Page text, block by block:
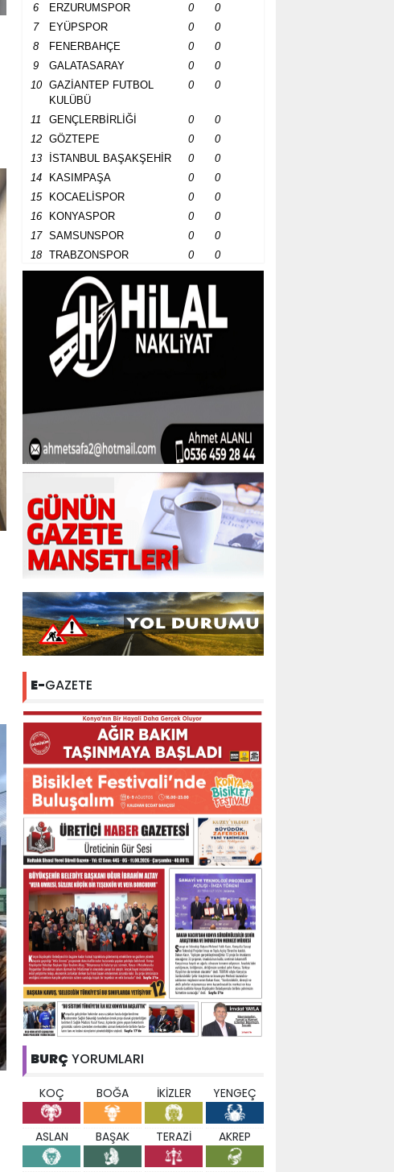
6
ERZURUMSPOR 0
0
7
EYÜPSPOR 0
0
8
FENERBAHÇE 0
0
9
GALATASARAY 0
0
10
GAZİANTEP FUTBOL
KULÜBÜ
0 0
11 GENÇLERBİRLİĞİ 0
0
12
GÖZTEPE 0
0
13
İSTANBUL BAŞAKŞEHİR 0
0
14
KASIMPAŞA 0
0
15
KOCAELİSPOR 0
0
16
KONYASPOR 0
0
17
SAMSUNSPOR 0
0
18
TRABZONSPOR 0 0
E-GAZETE
BURÇ YORUMLARI
KOÇ BOĞA İKİZLER YENGEÇ
ASLAN BAŞAK TERAZİ AKREP